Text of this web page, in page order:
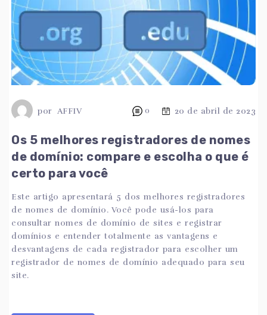
por AFFIV 0 20 de abril de 2023
Os 5 melhores registradores de nomes
de domínio: compare e escolha o que é
certo para você
Este artigo apresentará 5 dos melhores registradores
de nomes de domínio. Você pode usá-los para
consultar nomes de domínio de sites e registrar
domínios e entender totalmente as vantagens e
desvantagens de cada registrador para escolher um
registrador de nomes de domínio adequado para seu
site.